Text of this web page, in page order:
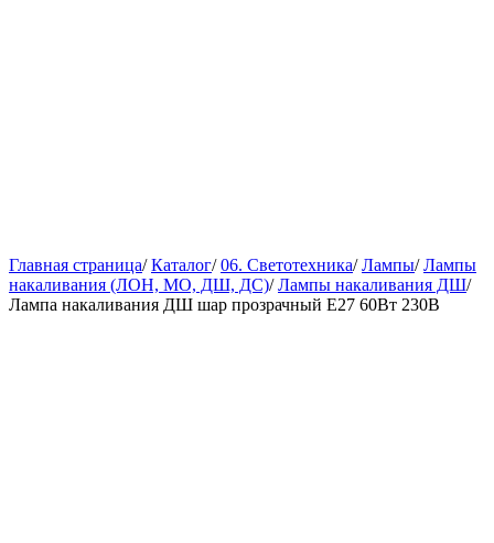
Главная страница/ Каталог/ 06. Светотехника/ Лампы/ Лампы
накаливания (ЛОН, МО, ДШ, ДС)/ Лампы накаливания ДШ/
Лампа накаливания ДШ шар прозрачный E27 60Вт 230В